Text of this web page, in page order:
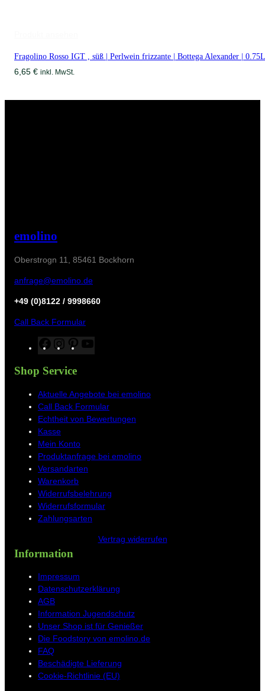
Fragolino Rosso IGT , süß | Perlwein frizzante | Bottega Alexander |
6,65 € inkl. MwSt.
emolino
Oberstrogn 11, 85461 Bockhorn
anfrage@emolino.de
+49 (0)8122 / 9998660
Call Back Formular
F
a
c
b
o
o
k
n
s
a
g
r
m
P
i
e
r
e
o
u
b
e
Shop Service
Aktuelle Angebote bei emolino
Call Back Formular
Echtheit von Bewertungen
Kasse
Mein Konto
Produktanfrage bei emolino
Versandarten
Warenkorb
Widerrufsbelehrung
Widerrufsformular
Zahlungsarten
Vertrag widerrufen
Information
Impressum
Datenschutzerklärung
AGB
Information Jugendschutz
Unser Shop ist für Genießer
Die Foodstory von emolino.de
FAQ
Beschädigte Lieferung
Cookie-Richtlinie (EU)